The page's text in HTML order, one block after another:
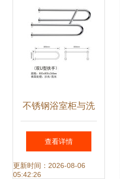
不锈钢浴室柜与洗
手盆的优质之选 佛
山市新华卫浴制品
查看详情
更新时间：2026-08-06
05:42:26